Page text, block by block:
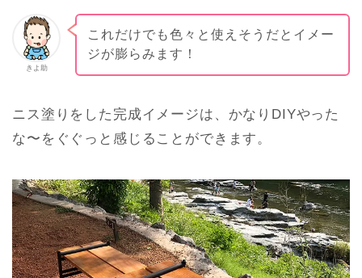
きよ助
これだけでも色々と使えそうだとイメー
ジが膨らみます！
ニス塗りをした完成イメージは、かなりDIYやった
な〜をぐぐっと感じることができます。